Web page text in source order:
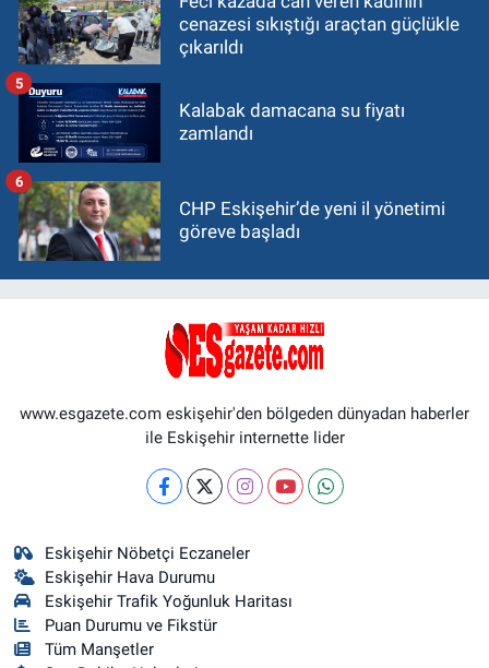
cenazesi sıkıştığı araçtan güçlükle
çıkarıldı
Kalabak damacana su fiyatı
zamlandı
5
CHP Eskişehir’de yeni il yönetimi
göreve başladı
6
www.esgazete.com eskişehir'den bölgeden dünyadan haberler
ile Eskişehir internette lider
Eskişehir Nöbetçi Eczaneler
Eskişehir Hava Durumu
Eskişehir Trafik Yoğunluk Haritası
Puan Durumu ve Fikstür
Tüm Manşetler